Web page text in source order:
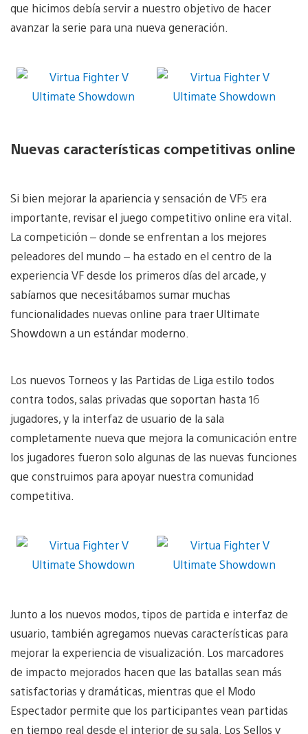
que hicimos debía servir a nuestro objetivo de hacer
avanzar la serie para una nueva generación.
Nuevas características competitivas online
Si bien mejorar la apariencia y sensación de VF5 era
importante, revisar el juego competitivo online era vital.
La competición – donde se enfrentan a los mejores
peleadores del mundo – ha estado en el centro de la
experiencia VF desde los primeros días del arcade, y
sabíamos que necesitábamos sumar muchas
funcionalidades nuevas online para traer Ultimate
Showdown a un estándar moderno.
Los nuevos Torneos y las Partidas de Liga estilo todos
contra todos, salas privadas que soportan hasta 16
jugadores, y la interfaz de usuario de la sala
completamente nueva que mejora la comunicación entre
los jugadores fueron solo algunas de las nuevas funciones
que construimos para apoyar nuestra comunidad
competitiva.
Junto a los nuevos modos, tipos de partida e interfaz de
usuario, también agregamos nuevas características para
mejorar la experiencia de visualización. Los marcadores
de impacto mejorados hacen que las batallas sean más
satisfactorias y dramáticas, mientras que el Modo
Espectador permite que los participantes vean partidas
en tiempo real desde el interior de su sala. Los Sellos y